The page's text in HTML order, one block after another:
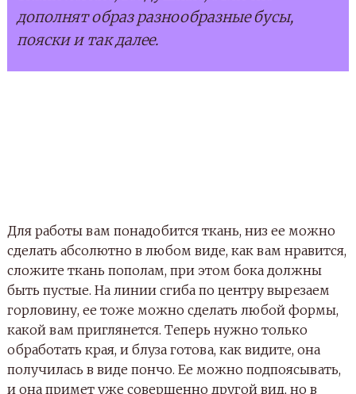
дополнят образ разнообразные бусы,
пояски и так далее.
Для работы вам понадобится ткань, низ ее можно
сделать абсолютно в любом виде, как вам нравится,
сложите ткань пополам, при этом бока должны
быть пустые. На линии сгиба по центру вырезаем
горловину, ее тоже можно сделать любой формы,
какой вам приглянется. Теперь нужно только
обработать края, и блуза готова, как видите, она
получилась в виде пончо. Ее можно подпоясывать,
и она примет уже совершенно другой вид, но в